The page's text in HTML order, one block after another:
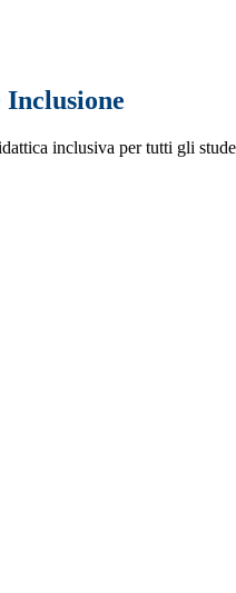
Inclusione
inclusiva per tutti gli